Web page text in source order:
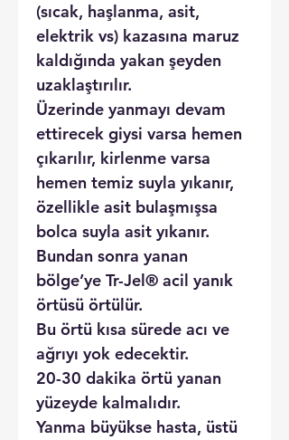
(sıcak, haşlanma, asit,
elektrik vs) kazasına maruz
kaldığında yakan şeyden
uzaklaştırılır.
Üzerinde yanmayı devam
ettirecek giysi varsa hemen
çıkarılır, kirlenme varsa
hemen temiz suyla yıkanır,
özellikle asit bulaşmışsa
bolca suyla asit yıkanır.
Bundan sonra yanan
bölge’ye Tr-Jel® acil yanık
örtüsü örtülür.
Bu örtü kısa sürede acı ve
ağrıyı yok edecektir.
20-30 dakika örtü yanan
yüzeyde kalmalıdır.
Yanma büyükse hasta, üstü